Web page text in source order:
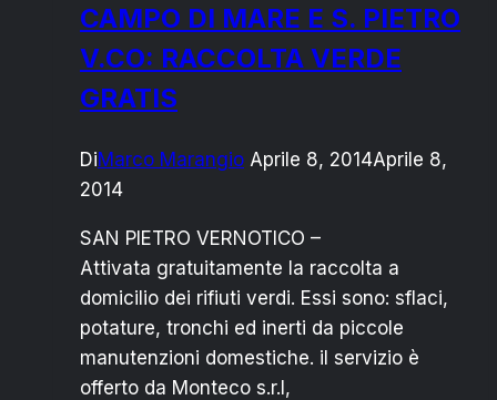
e
discarica
CAMPO DI MARE E S. PIETRO
V.CO: RACCOLTA VERDE
GRATIS
DiMarco Marangio Aprile 8, 2014Aprile 8,
2014
SAN PIETRO VERNOTICO –
Attivata gratuitamente la raccolta a
domicilio dei rifiuti verdi. Essi sono: sflaci,
potature, tronchi ed inerti da piccole
manutenzioni domestiche. il servizio è
offerto da Monteco s.r.l,